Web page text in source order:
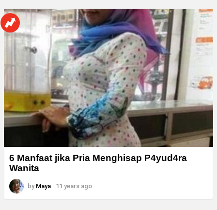
6 Manfaat jika Pria Menghisap P4yud4ra
Wanita
by Maya 11 years ago